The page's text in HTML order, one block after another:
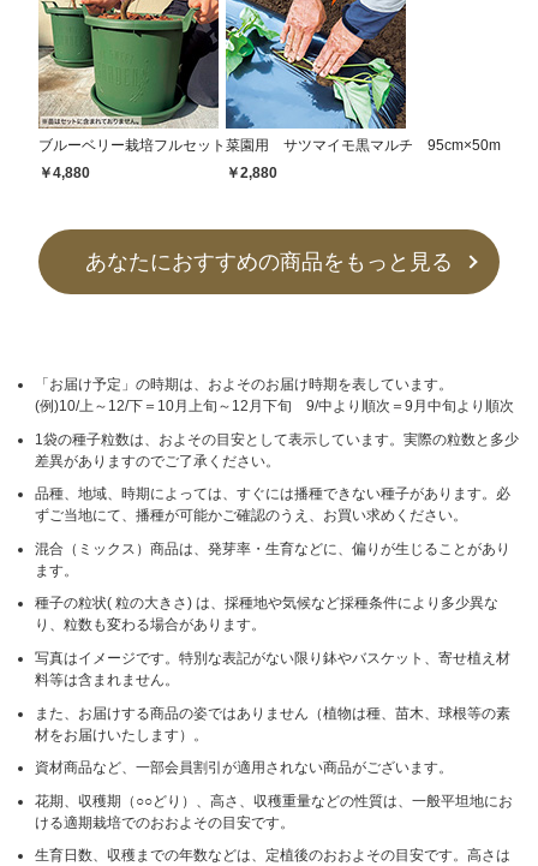
ブルーベリー栽培フルセット
￥4,880
菜園用 サツマイモ黒マルチ 95cm×50m
￥2,880
あなたにおすすめの商品をもっと見る
「お届け予定」の時期は、およそのお届け時期を表しています。
(例)10/上～12/下＝10月上旬～12月下旬 9/中より順次＝9月中旬より順次
1袋の種子粒数は、およその目安として表示しています。実際の粒数と多少
差異がありますのでご了承ください。
品種、地域、時期によっては、すぐには播種できない種子があります。必
ずご当地にて、播種が可能かご確認のうえ、お買い求めください。
混合（ミックス）商品は、発芽率・生育などに、偏りが生じることがあり
ます。
種子の粒状( 粒の大きさ) は、採種地や気候など採種条件により多少異な
り、粒数も変わる場合があります。
写真はイメージです。特別な表記がない限り鉢やバスケット、寄せ植え材
料等は含まれません。
また、お届けする商品の姿ではありません（植物は種、苗木、球根等の素
材をお届けいたします）。
資材商品など、一部会員割引が適用されない商品がございます。
花期、収穫期（○○どり）、高さ、収穫重量などの性質は、一般平坦地にお
ける適期栽培でのおおよその目安です。
生育日数、収穫までの年数などは、定植後のおおよその目安です。高さは